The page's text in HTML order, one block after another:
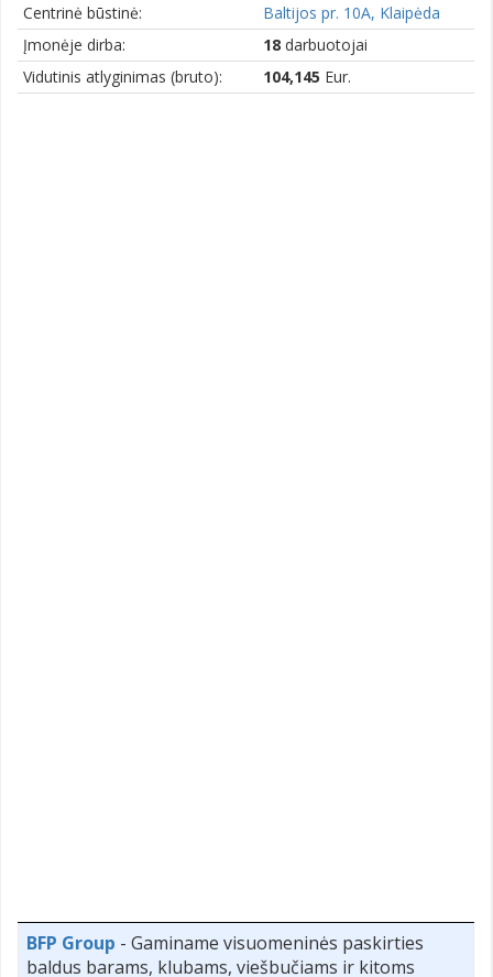
Centrinė būstinė:
Baltijos pr. 10A, Klaipėda
Įmonėje dirba:
18 darbuotojai
Vidutinis atlyginimas (bruto):
104,145 Eur.
BFP Group - Gaminame visuomeninės paskirties
baldus barams, klubams, viešbučiams ir kitoms